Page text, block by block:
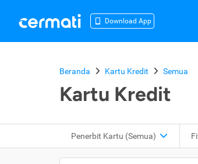
Download App
Beranda Kartu Kredit Semua
Kartu Kredit
Penerbit Kartu (Semua)